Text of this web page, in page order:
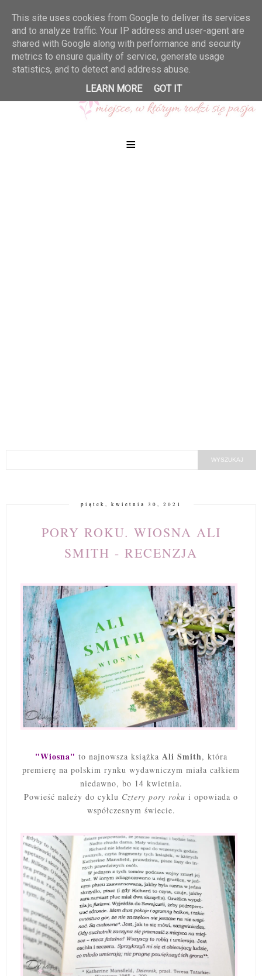
≡
piątek, kwietnia 30, 2021
PORY ROKU. WIOSNA ALI
SMITH - RECENZJA
"Wiosna" to najnowsza książka Ali Smith, która
premierę na polskim rynku wydawniczym miała całkiem
niedawno, bo 14 kwietnia.
Powieść należy do cyklu Cztery pory roku i opowiada o
współczesnym świecie.
This site uses cookies from Google to deliver its services
and to analyze traffic. Your IP address and user-agent are
shared with Google along with performance and security
metrics to ensure quality of service, generate usage
statistics, and to detect and address abuse.
LEARN MORE
GOT IT